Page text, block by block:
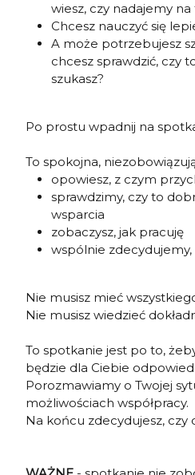
wiesz, czy nadajemy
Chcesz nauczyć się
A może potrzebujesz
chcesz sprawdzić, czy
szukasz?
Po prostu wpadnij na
To spokojna,
opowiesz, z czym
sprawdzimy, czy to
wsparcia
zobaczysz, jak pracuję
wspólnie zdecydujemy,
Nie musisz mieć
Nie musisz wiedzieć
To spotkanie jest po to,
będzie dla Ciebie
Porozmawiamy o Twojej
możliwościach współpracy.
Na końcu zdecydujesz, czy